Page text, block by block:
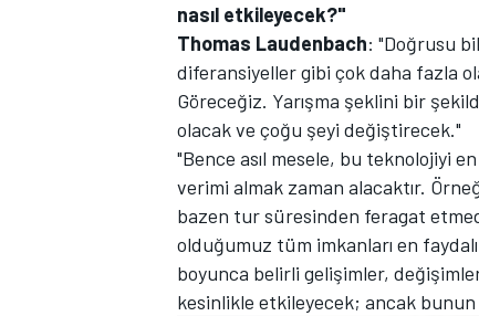
nasıl etkileyecek?"
Thomas Laudenbach: "Doğrusu
diferansiyeller gibi çok daha fazla
Göreceğiz. Yarışma şeklini bir
olacak ve çoğu şeyi değiştirecek."
"Bence asıl mesele, bu teknolojiyi
verimi almak zaman alacaktır.
bazen tur süresinden feragat
olduğumuz tüm imkanları en
boyunca belirli gelişimler,
kesinlikle etkileyecek; ancak bunun